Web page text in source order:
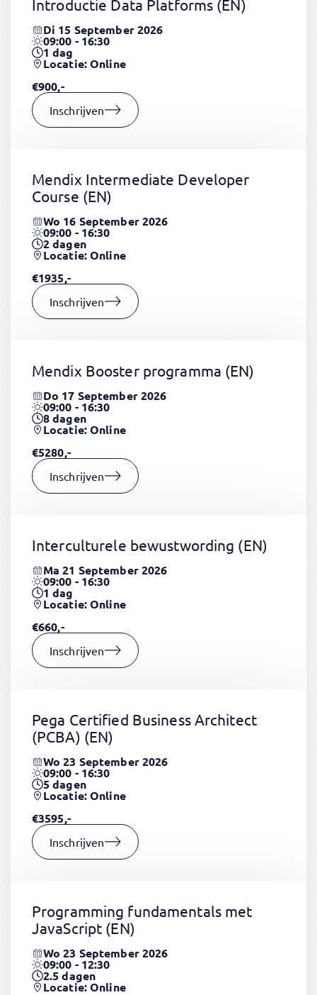
Introductie Data Platforms (EN)
Di 15 September 2026
09:00 - 16:30
1dag
Locatie: Online
€900,-
Inschrijven
Mendix Intermediate Developer
Course (EN)
Wo 16 September 2026
09:00 - 16:30
2dagen
Locatie: Online
€1935,-
Inschrijven
Mendix Booster programma (EN)
Do 17 September 2026
09:00 - 16:30
8dagen
Locatie: Online
€5280,-
Inschrijven
Interculturele bewustwording (EN)
Ma 21 September 2026
09:00 - 16:30
1dag
Locatie: Online
€660,-
Inschrijven
Pega Certified Business Architect
(PCBA) (EN)
Wo 23 September 2026
09:00 - 16:30
5dagen
Locatie: Online
€3595,-
Inschrijven
Programming fundamentals met
JavaScript (EN)
Wo 23 September 2026
09:00 - 12:30
2.5dagen
Locatie: Online